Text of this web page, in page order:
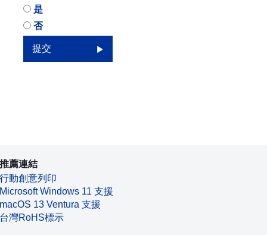
是
否
提交
推薦連結
行動創意列印
Microsoft Windows 11 支援
macOS 13 Ventura 支援
台灣RoHS標示